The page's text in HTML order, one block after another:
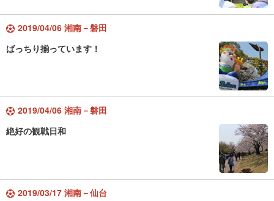
2019/04/06 湘南－磐田
ばっちり揃っています！
2019/04/06 湘南－磐田
絶好の観戦日和
2019/03/17 湘南－仙台